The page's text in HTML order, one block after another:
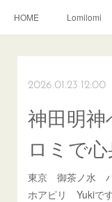
HOME Lomilomi
School無料説明会
2026.01.23 12:00
神田明
ロミで
東京 御茶ノ水 ハ
ホアピリ Yukiです